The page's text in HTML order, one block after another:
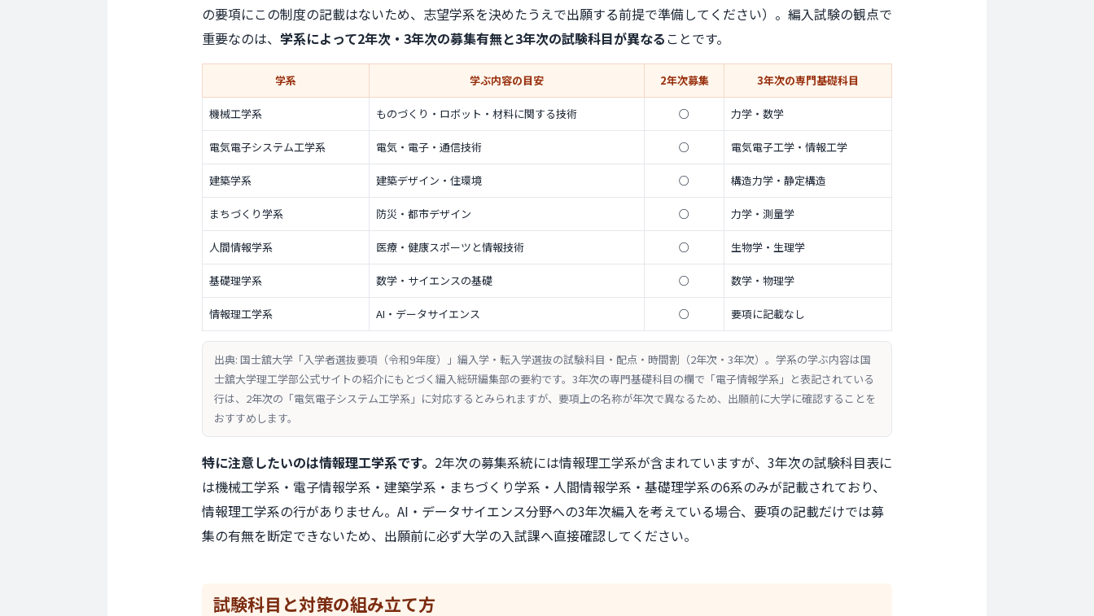
の要項にこの制度の記載はないため、志望学系を決めたうえで出願する前提で準備してください）。編入試験の観点で
重要なのは、 学系によって2年次・3年次の募集有無と3年次の試験科目が異なる ことです。
学系 学ぶ内容の目安 2年次募集 3年次の専門基礎科目
機械工学系 ものづくり・ロボット・材料に関する技術 ○ 力学・数学
電気電子システム工学系 電気・電子・通信技術 ○ 電気電子工学・情報工学
建築学系 建築デザイン・住環境 ○ 構造力学・静定構造
まちづくり学系 防災・都市デザイン ○ 力学・測量学
人間情報学系 医療・健康スポーツと情報技術 ○ 生物学・生理学
基礎理学系 数学・サイエンスの基礎 ○ 数学・物理学
情報理工学系 AI・データサイエンス ○ 要項に記載なし
出典: 国士舘大学「入学者選抜要項（令和9年度）」編入学・転入学選抜の試験科目・配点・時間割（2年次・3年次）。学系の学ぶ内容は国
士舘大学理工学部公式サイトの紹介にもとづく編入総研編集部の要約です。3年次の専門基礎科目の欄で「電子情報学系」と表記されている
行は、2年次の「電気電子システム工学系」に対応するとみられますが、要項上の名称が年次で異なるため、出願前に大学に確認することを
おすすめします。
特に注意したいのは情報理工学系です。 2年次の募集系統には情報理工学系が含まれていますが、3年次の試験科目表に
は機械工学系・電子情報学系・建築学系・まちづくり学系・人間情報学系・基礎理学系の6系のみが記載されており、
情報理工学系の行がありません。AI・データサイエンス分野への3年次編入を考えている場合、要項の記載だけでは募
集の有無を断定できないため、出願前に必ず大学の入試課へ直接確認してください。
試験科目と対策の組み立て方